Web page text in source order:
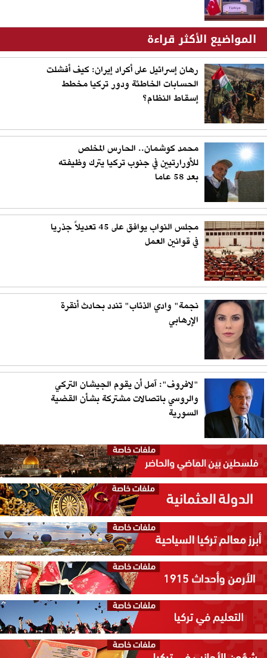
المواضيع الأكثر قراءة
رهان إسرائيل على أكراد إيران: كيف أفشلت
الحسابات الخاطئة ودور تركيا مخطط
إسقاط النظام؟
محمد كوشمان.. الحارس المخلص
للأورارتيين في جنوب تركيا يترك وظيفته
بعد 58 عاما
مجلس النواب يوافق على 45 تعديلاً جذريا
في قوانين العمل
نجمة" وادي الذئاب" تندد بحادث أنقرة
الإرهابي
"لافروف": آمل أن يقوم الجيشان التركي
والروسي باتصالات مشتركة بشأن القضية
السورية